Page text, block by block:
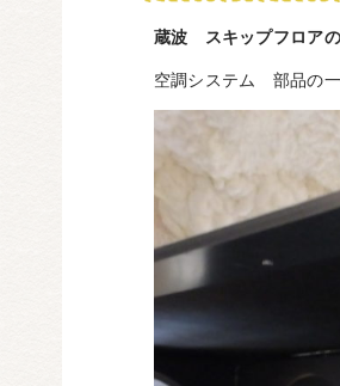
蔵波 スキップフロ
空調システム 部品の一